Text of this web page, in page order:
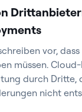
vor,
müssen.
durch Dritte,
nicht